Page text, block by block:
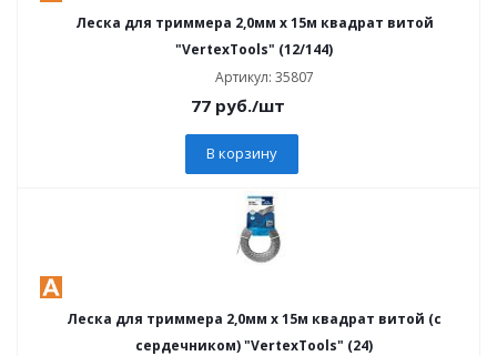
Леска для триммера 2,0мм х 15м квадрат витой
"VertexTools" (12/144)
Артикул: 35807
77руб./шт
В корзину
Леска для триммера 2,0мм х 15м квадрат витой (с
сердечником) "VertexTools" (24)